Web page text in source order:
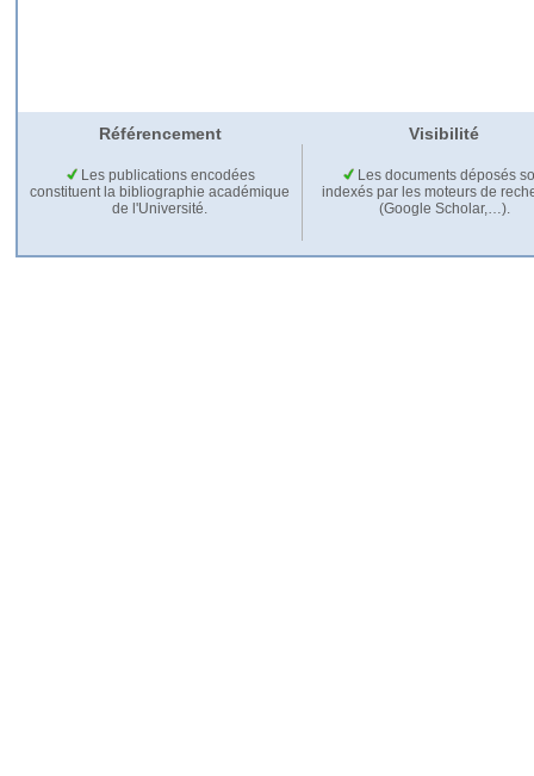
Référencement Visibilité
Les publications encodées
constituent la bibliographie académique
de l'Université.
Les documents déposés
indexés par les moteurs de
(Google Scholar,…).